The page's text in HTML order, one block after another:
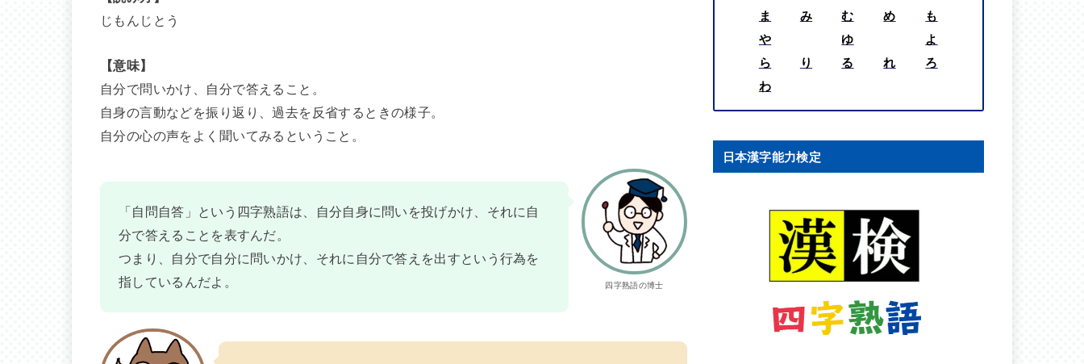
じもんじとう
【意味】
自分で問いかけ、自分で答えること。
自身の言動などを振り返り、過去を反省するときの様子。
自分の心の声をよく聞いてみるということ。
四字熟語の博士
「自問自答」という四字熟語は、自分自身に問いを投げかけ、それに自
分で答えることを表すんだ。
つまり、自分で自分に問いかけ、それに自分で答えを出すという行為を
指しているんだよ。
ま み む め
も
や
ゆ
よ
ら
り る れ
ろ
わ
日本漢字能力検定